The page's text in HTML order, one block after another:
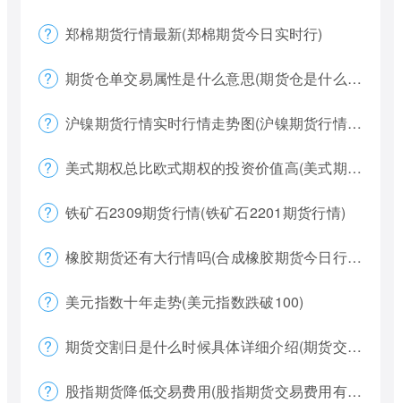
郑棉期货行情最新(郑棉期货今日实时行)
期货仓单交易属性是什么意思(期货仓是什么意思)
沪镍期货行情实时行情走势图(沪镍期货行情价格)
美式期权总比欧式期权的投资价值高(美式期权和欧式期权哪个风险更大)
铁矿石2309期货行情(铁矿石2201期货行情)
橡胶期货还有大行情吗(合成橡胶期货今日行情)
美元指数十年走势(美元指数跌破100)
期货交割日是什么时候具体详细介绍(期货交割日一般是涨还是跌)
股指期货降低交易费用(股指期货交易费用有哪些)